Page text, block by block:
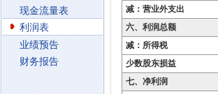
现金流量表
利润表
业绩预告
财务报告
减：营业外支出
六、利润总额
减：所得税
少数股东损益
七、净利润